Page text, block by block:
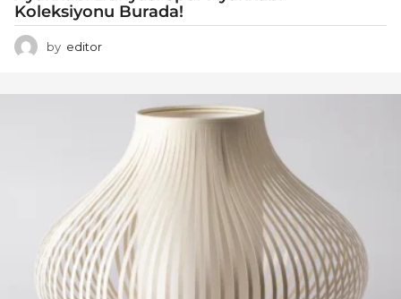
Koleksiyonu Burada!
by editor